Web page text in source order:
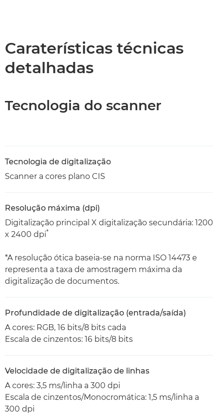
Caraterísticas técnicas
detalhadas
Tecnologia do scanner
Tecnologia de digitalização
Scanner a cores plano CIS
Resolução máxima (dpi)
Digitalização principal X digitalização secundária: 1200
x 2400 dpi*
*A resolução ótica baseia-se na norma ISO 14473 e
representa a taxa de amostragem máxima da
digitalização de documentos.
Profundidade de digitalização (entrada/saída)
A cores: RGB, 16 bits/8 bits cada
Escala de cinzentos: 16 bits/8 bits
Velocidade de digitalização de linhas
A cores: 3,5 ms/linha a 300 dpi
Escala de cinzentos/Monocromática: 1,5 ms/linha a
300 dpi